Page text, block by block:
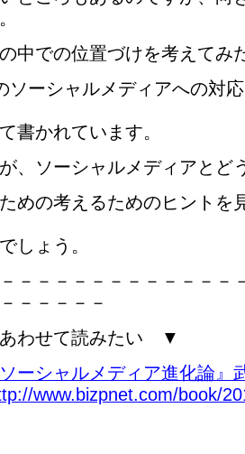
中での位置づけを考えてみ
ソーシャルメディアへの対
書かれています。
、ソーシャルメディアとど
めの考えるためのヒントを
しょう。
－－－－－－－－－－－－
－－－－－
せて読みたい ▼
ソーシャルメディア進化論』
www.bizpnet.com/book/